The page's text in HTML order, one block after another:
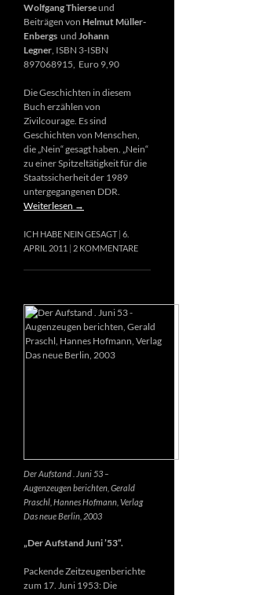
Wolfgang Thierseund
Beiträgen von Helmut Müller-
Enbergs und Johann
Legner , ISBN 3-ISBN
897068915, Euro 9,90
Die Geschichten in diesem
Buch erzählen von
Zivilcourage. Es sind
Geschichten von Menschen,
die „Nein“ gesagt haben. „Nein“
zu einer Spitzeltätigkeit für die
Staatssicherheit der 1989
untergegangenen DDR.
Weiterlesen →
ICH HABE NEIN GESAGT 6.
APRIL 2011
2 KOMMENTARE
Der Aufstand . Juni 53 –
Augenzeugen berichten, Gerald
Praschl, Hannes Hofmann, Verlag
Das neue Berlin, 2003
„Der Aufstand Juni ’53“.
Packende Zeitzeugenberichte
zum 17. Juni 1953: Die